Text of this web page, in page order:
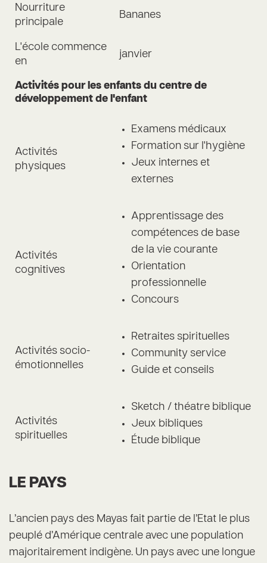
Nourriture
principale
Bananes
L'école commence
en
janvier
Activités pour les enfants du centre de
développement de l'enfant
Activités
physiques
Examens médicaux
Formation sur l'hygiène
Jeux internes et
externes
Activités
cognitives
Apprentissage des
compétences de base
de la vie courante
Orientation
professionnelle
Concours
Activités socio-
émotionnelles
Retraites spirituelles
Community service
Guide et conseils
Activités
spirituelles
Sketch / théatre biblique
Jeux bibliques
Étude biblique
LE PAYS
L’ancien pays des Mayas fait partie de l’Etat le plus
peuplé d’Amérique centrale avec une population
majoritairement indigène. Un pays avec une longue